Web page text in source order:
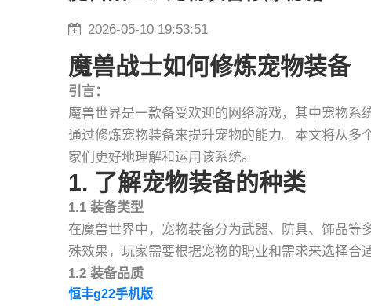
2026-05-10 19:53:51
魔兽战士如何修炼宠物装备
引言：
魔兽世界是一款备受欢迎的网络游戏，其中宠物
通过修炼宠物装备来提升宠物的能力。本文将从
家们更好地理解和运用该系统。
1. 了解宠物装备的种类
1.1 装备类型
在魔兽世界中，宠物装备分为武器、防具、饰品
殊效果，玩家需要根据宠物的职业和需求来选择合
1.2 装备品质
恒丰g22手机版